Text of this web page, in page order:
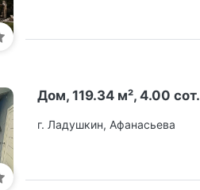
Дом, 119.34 м², 4.00 сот.
г. Ладушкин, Афанасьева